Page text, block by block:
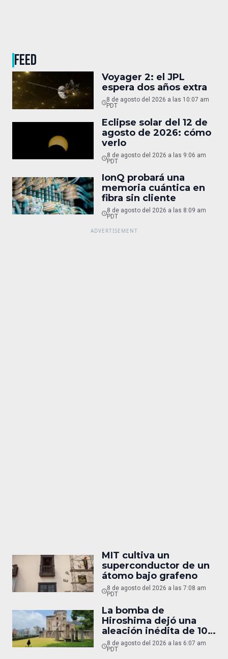
FEED
Voyager 2: el JPL
espera dos años extra
8 de agosto del 2026 a las 10:07 am
PDT
Eclipse solar del 12 de
agosto de 2026: cómo
verlo
8 de agosto del 2026 a las 9:06 am
PDT
IonQ probará una
memoria cuántica en
fibra sin cliente
8 de agosto del 2026 a las 8:09 am
PDT
MIT cultiva un
superconductor de un
átomo bajo grafeno
8 de agosto del 2026 a las 7:08 am
PDT
La bomba de
Hiroshima dejó una
aleación inédita de 10
micras
8 de agosto del 2026 a las 6:07 am
PDT